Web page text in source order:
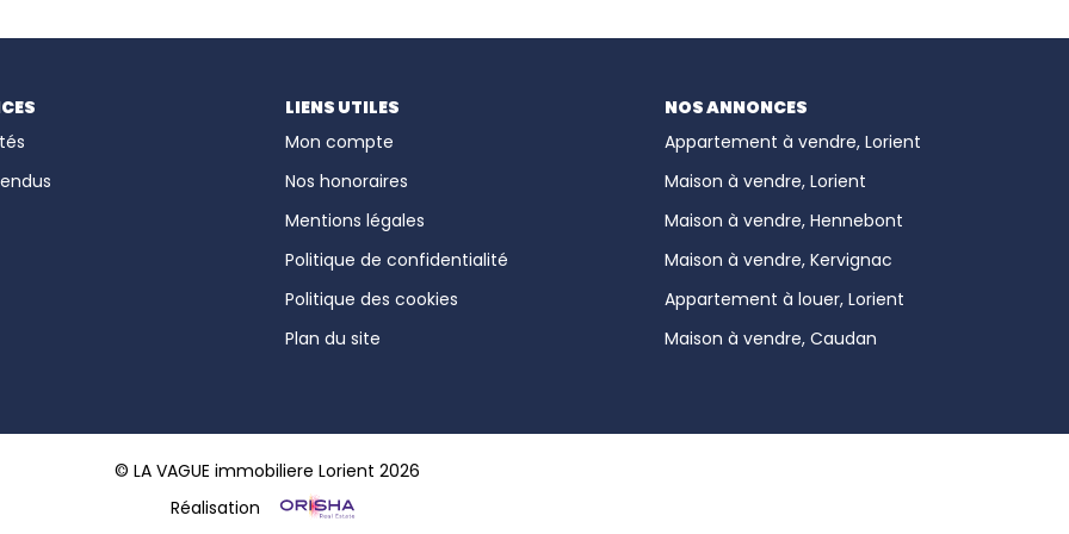
LIENS UTILES
Mon compte
Nos honoraires
Mentions légales
Politique de confidentialité
Politique des cookies
Plan du site
NOS ANNONCES
Appartement à vendre, Lorient
Maison à vendre, Lorient
Maison à vendre, Hennebont
Maison à vendre, Kervignac
Appartement à louer, Lorient
Maison à vendre, Caudan
© LA VAGUE immobiliere Lorient 2026
Réalisation